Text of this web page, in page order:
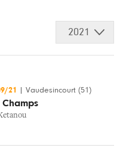
2021
21 Vaudesincourt (51)
Champs